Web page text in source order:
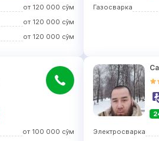
от 120 000 сўм
от 120 000 сўм
от 120 000 сўм
Газосварка
от 100 000 сўм
Электросварка